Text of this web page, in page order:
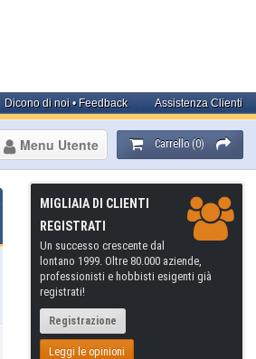
Assistenza Clienti
Dicono di noi • Feedback
Carrello (0)
Menu Utente
MIGLIAIA DI CLIENTI
REGISTRATI
Un successo crescente dal
lontano 1999. Oltre 80.000 aziende,
professionisti e hobbisti esigenti già
registrati!
Registrazione
Leggi le opinioni